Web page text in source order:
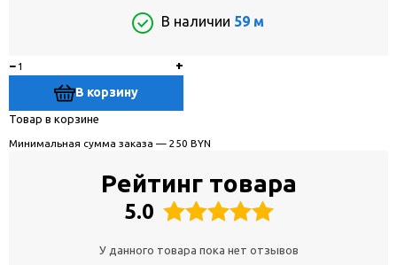
В наличии 59 м
−
+
В корзину
Товар в корзине
Минимальная сумма заказа — 250 BYN
Рейтинг товара
5.0
У данного товара пока нет отзывов